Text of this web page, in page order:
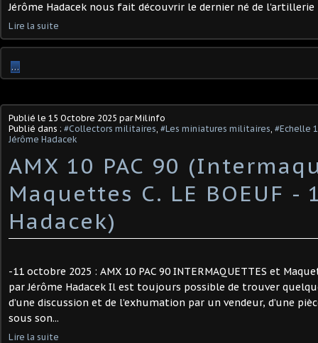
Jérôme Hadacek nous fait découvrir le dernier né de l'artillerie
Lire la suite
…
Publié le 15 Octobre 2025 par Milinfo
Publié dans : #Collectors militaires, #Les miniatures militaires, #Echelle
Jérôme Hadacek
AMX 10 PAC 90
Maquettes C. LE BOEUF -
Hadacek)
-11 octobre 2025 : AMX 10 PAC 90 INTERMAQUETTES et
par Jérôme Hadacek Il est toujours possible de trouver
d’une discussion et de l’exhumation par un vendeur, d’une
sous son...
Lire la suite